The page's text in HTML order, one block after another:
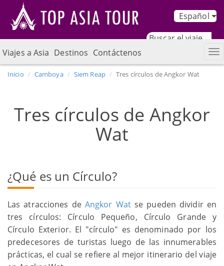
Español
Viajes a Asia Destinos Contáctenos
Inicio Camboya Siem Reap Tres círculos de Angkor Wat
Tres círculos de Angkor
Wat
¿Qué es un Círculo?
Las atracciones de Angkor Watse pueden dividir en
tres círculos: Círculo Pequeño, Círculo Grande y
Círculo Exterior. El "círculo" es denominado por los
predecesores de turistas luego de las innumerables
prácticas, el cual se refiere al mejor itinerario del viaje